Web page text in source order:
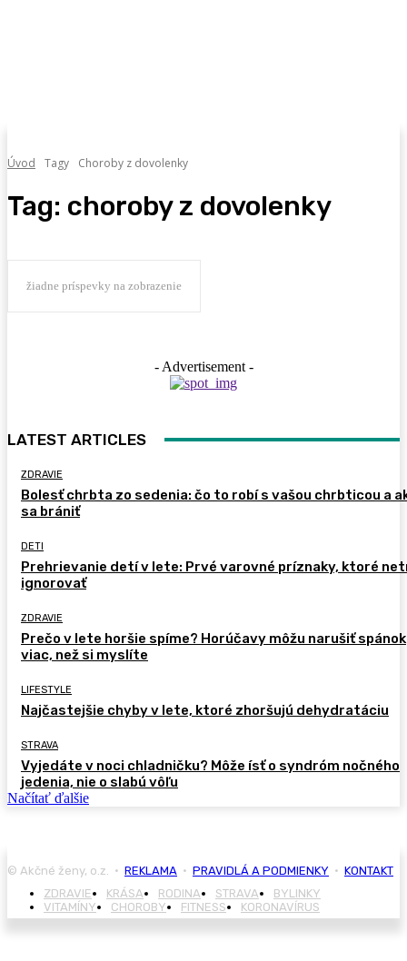
Úvod Tagy Choroby z dovolenky
Tag: choroby z dovolenky
žiadne príspevky na zobrazenie
- Advertisement -
LATEST ARTICLES
ZDRAVIE
Bolesť chrbta zo sedenia: čo to robí s vašou chrbticou a
sa brániť
DETI
Prehrievanie detí v lete: Prvé varovné príznaky, ktoré
ignorovať
ZDRAVIE
Prečo v lete horšie spíme? Horúčavy môžu narušiť spánok
viac, než si myslíte
LIFESTYLE
Najčastejšie chyby v lete, ktoré zhoršujú dehydratáciu
STRAVA
Vyjedáte v noci chladničku? Môže ísť o syndróm nočného
jedenia, nie o slabú vôľu
Načítať ďalšie
© Akčné ženy, o.z. • REKLAMA • PRAVIDLÁ A PODMIENKY • KONTAKT
ZDRAVIE
KRÁSA RODINA STRAVA
BYLINKY
VITAMÍNY
CHOROBY FITNESS KORONAVÍRUS